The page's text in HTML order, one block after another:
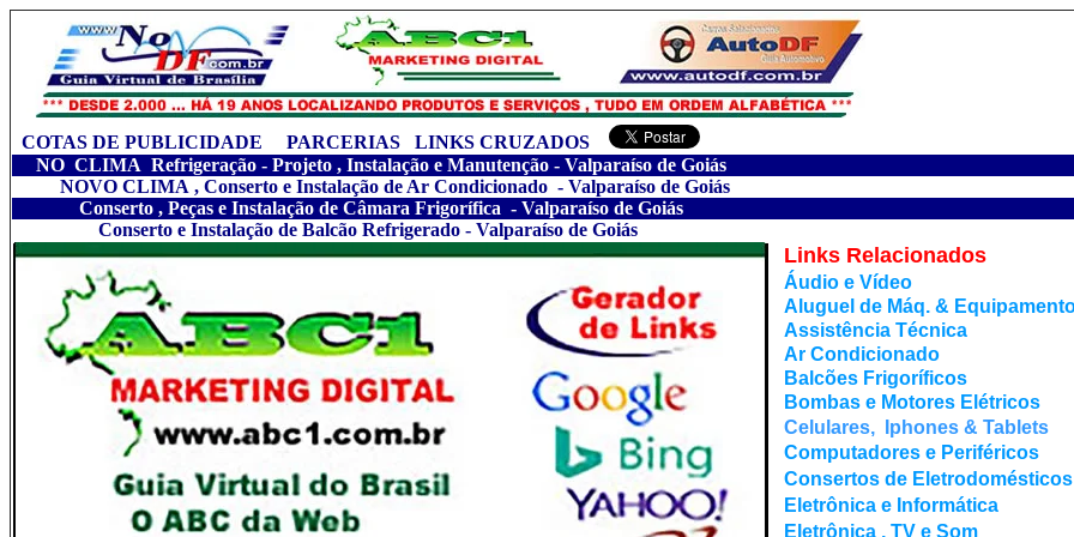
COTAS DE PUBLICIDADE PARCERIAS
LINKS CRUZADOS
NO CLIMA Refrigeração - Projeto , Instalação e Manutenção - Valparaíso de Goiás
NOVO CLIMA , Conserto e Instalação de Ar Condicionado - Valparaíso de Goiás
Conserto , Peças e Instalação de Câmara Frigorífica - Valparaíso de Goiás
Conserto e Instalação de Balcão Refrigerado - Valparaíso de Goiás
Links Relacionados
Áudio e Vídeo
Aluguel de Máq. &
Assistência Técnica
Ar Condicionado
Balcões Frigoríficos
Bombas e Motores Elétricos
Celulares, Iphones & Tablets
Computadores e Periféricos
Consertos de
Eletrônica e Informática
Eletrônica , TV e Som